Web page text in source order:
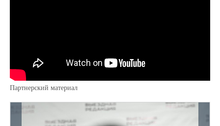
Партнерский материал